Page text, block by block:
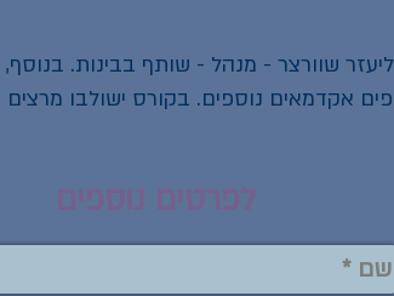
שוורצר - מנהל - שותף בבינות.
אקדמאים נוספים. בקורס ישולבו מרצים
לפרטים נוספים